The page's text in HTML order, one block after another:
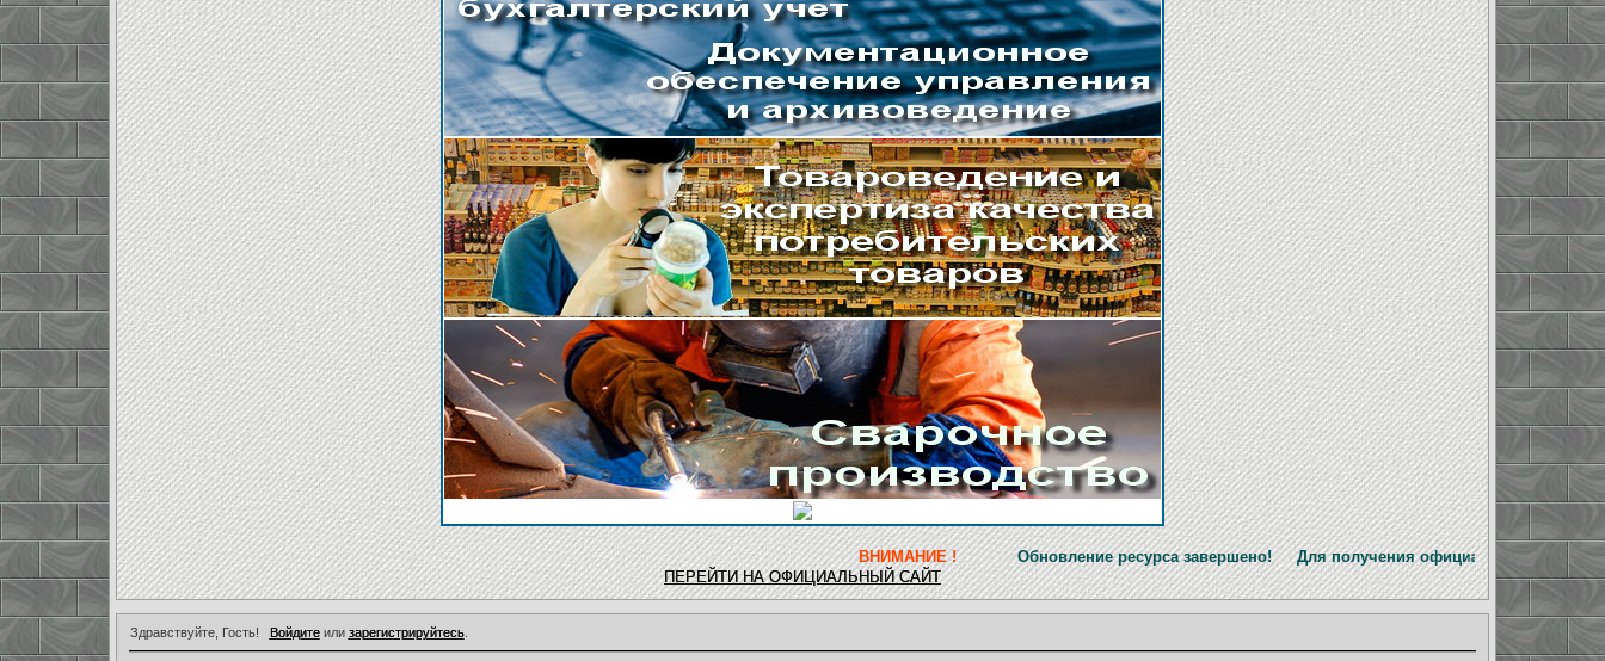
ВНИМАНИЕ !Обновление ресурса завершено! Для получения официальной информации
ПЕРЕЙТИ НА ОФИЦИАЛЬНЫЙ САЙТ
Здравствуйте, Гость! Войдитеили зарегистрируйтесь.